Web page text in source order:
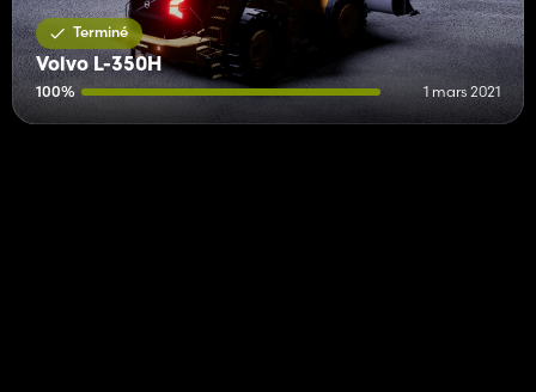
Terminé
Volvo L-350H
100% 1 mars 2021